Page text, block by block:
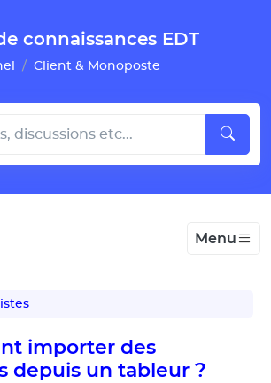
connaissances EDT
Client & Monoposte
Menu
importer des
depuis un tableur ?